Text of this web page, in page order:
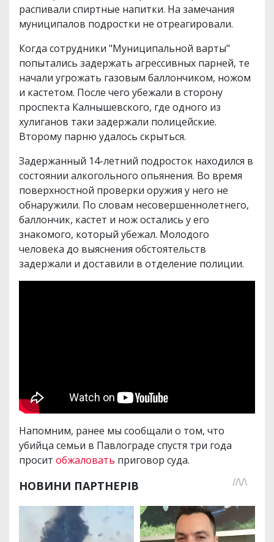
распивали спиртные напитки. На замечания
муниципалов подростки не отреагировали.
Когда сотрудники "Муниципальной варты"
попытались задержать агрессивных парней, те
начали угрожать газовым баллончиком, ножом
и кастетом. После чего убежали в сторону
проспекта Калнышевского, где одного из
хулиганов таки задержали полицейские.
Второму парню удалось скрыться.
Задержанный 14-летний подросток находился в
состоянии алкогольного опьянения. Во время
поверхностной проверки оружия у него не
обнаружили. По словам несовершеннолетнего,
баллончик, кастет и нож остались у его
знакомого, который убежал. Молодого
человека до выяснения обстоятельств
задержали и доставили в отделение полиции.
Напомним, ранее мы сообщали о том, что
убийца семьи в Павлограде спустя три года
просит обжаловать приговор суда.